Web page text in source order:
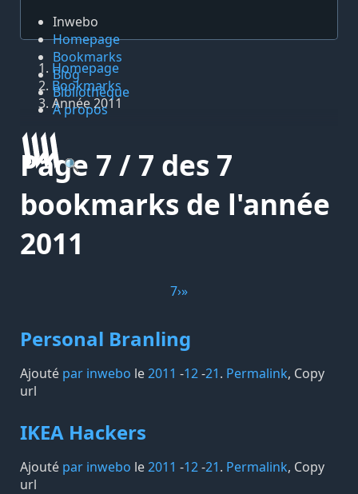
Inwebo
Homepage
Bookmarks
Blog
Bibliothèque
À propos
🔍
Homepage
Bookmarks
Année 2011
Page 7 / 7 des 7
bookmarks de l'année
2011
7›»
Personal Branling
Ajouté par inwebo le2011 -12-21. Permalink, Copy
url
IKEA Hackers
Ajouté par inwebo le2011 -12-21. Permalink, Copy
url